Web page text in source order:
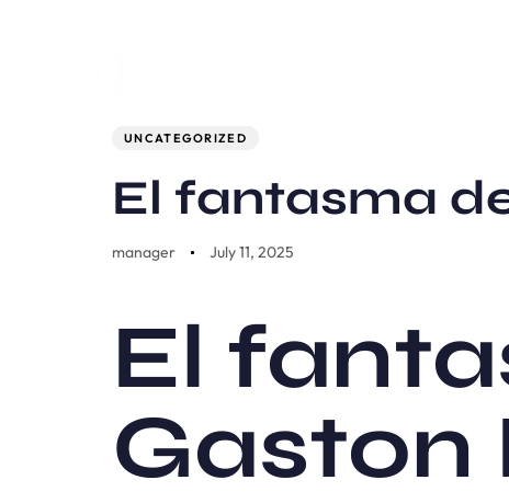
UNCATEGORIZED
El fantasma
manager July 11, 2025
El
Gaston